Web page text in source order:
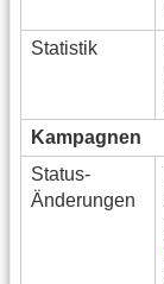
Statistik
Kampagnen
Status-
Änderungen